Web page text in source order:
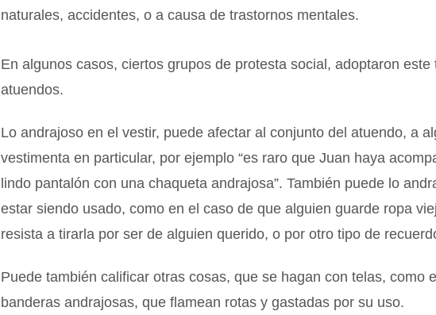
naturales, accidentes, o a causa de trastornos mentales.
En algunos casos, ciertos grupos de protesta social, adoptaron este
atuendos.
Lo andrajoso en el vestir, puede afectar al conjunto del atuendo, a
vestimenta en particular, por ejemplo “es raro que Juan haya
lindo pantalón con una chaqueta andrajosa”. También puede lo
estar siendo usado, como en el caso de que alguien guarde ropa
resista a tirarla por ser de alguien querido, o por otro tipo de
Puede también calificar otras cosas, que se hagan con telas, como
banderas andrajosas, que flamean rotas y gastadas por su uso.